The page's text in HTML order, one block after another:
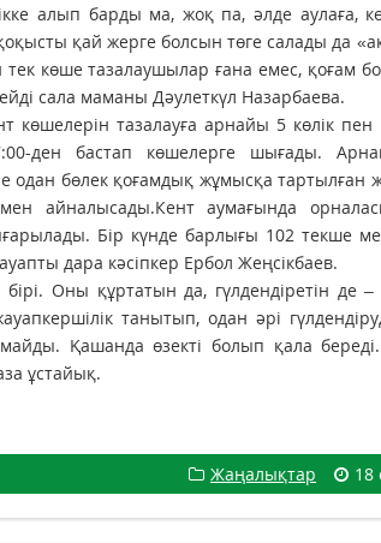
алып барды ма, жоқ па, әлде аулаға,
қай жерге болсын төге салады да
көше тазалаушылар ғана емес, қоғам
сала маманы Дәулеткүл Назарбаева.
көшелерін тазалауға арнайы 5 көлік
ден бастап көшелерге шығады.
бөлек қоғамдық жұмысқа тартылған
айналысады.Кент аумағында
Бір күнде барлығы 102 текше
дара кәсіпкер Ербол Жеңсікбаев.
Оны құртатын да, гүлдендіретін де
танытып, одан әрі
Қашанда өзекті болып қала
ұстайық.
Жаңалықтар
18